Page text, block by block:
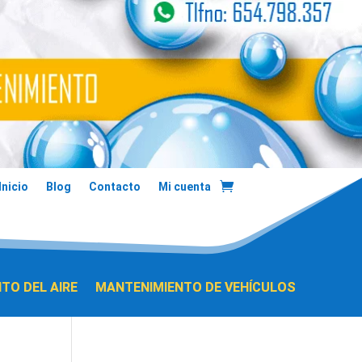
Blog Contacto Mi cuenta
DEL AIRE MANTENIMIENTO DE VEHÍCULOS